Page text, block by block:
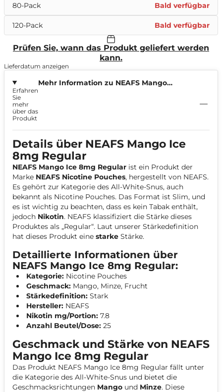
80-Pack Bald verfügbar
120-Pack Bald verfügbar
Prüfen Sie, wann das Produkt geliefert werden
kann.
Lieferdatum anzeigen
Mehr Information zu NEAFS Mango
Erfahren
Sie
mehr
über das
Produkt
Details über NEAFS Mango Ice
8mg Regular
NEAFS Mango Ice 8mg Regular ist ein Produkt der
Marke NEAFS Nicotine Pouches, hergestellt von NEAFS.
Es gehört zur Kategorie des All-White-Snus, auch
bekannt als Nicotine Pouches. Das Format ist Slim, und
es ist wichtig zu beachten, dass es kein Tabak enthält,
jedoch Nikotin. NEAFS klassifiziert die Stärke dieses
Produktes als „Regular“. Laut unserer Stärkedefinition
hat dieses Produkt eine starke Stärke.
Detaillierte Informationen über
NEAFS Mango Ice 8mg Regular:
Kategorie: Nicotine Pouches
Geschmack: Mango, Minze, Frucht
Stärkedefinition: Stark
Hersteller: NEAFS
Nikotin mg/Portion: 7.8
Anzahl Beutel/Dose: 25
Geschmack und Stärke von NEAFS
Mango Ice 8mg Regular
Das Produkt NEAFS Mango Ice 8mg Regular fällt unter
die Kategorie des All-White-Snus und bietet die
Geschmacksrichtungen Mango und Minze. Diese